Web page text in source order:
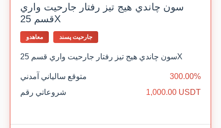
سون چاندي هيج تيز رفتار جارحيت واري
قسم 25X
معاهدو جارحيت پسند
سون چاندي هيج تيز رفتار جارحيت واري قسم 25X
متوقع سالياني آمدني
300.00%
شروعاتي رقم
1,000.00 USDT